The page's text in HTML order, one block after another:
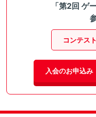
「第2回 ゲ
コンテス
入会のお申込み